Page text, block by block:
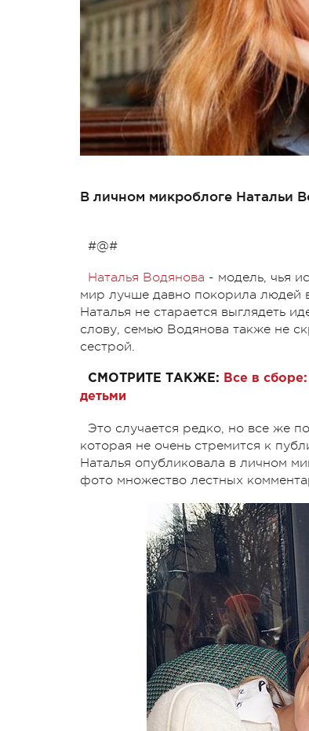
В личном микроблоге Натальи
#@#
Наталья Водянова - модель, чья
мир лучше давно покорила людей
Наталья не старается выглядеть
слову, семью Водянова также не
сестрой.
СМОТРИТЕ ТАКЖЕ: Все в
детьми
Это случается редко, но все же
которая не очень стремится к
Наталья опубликовала в личном
фото множество лестных